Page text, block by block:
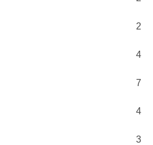
2
4
7
4
3